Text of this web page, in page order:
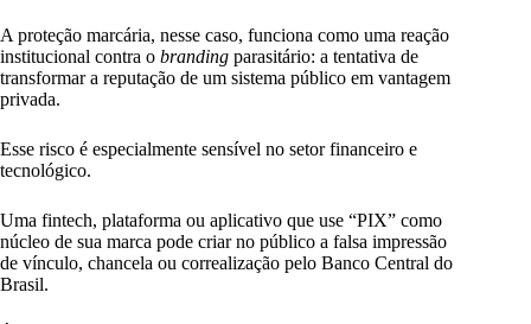
A proteção marcária, nesse caso, funciona como uma reação
institucional contra o branding parasitário: a tentativa de
transformar a reputação de um sistema público em vantagem
privada.
Esse risco é especialmente sensível no setor financeiro e
tecnológico.
Uma fintech, plataforma ou aplicativo que use “PIX” como
núcleo de sua marca pode criar no público a falsa impressão
de vínculo, chancela ou correalização pelo Banco Central do
Brasil.